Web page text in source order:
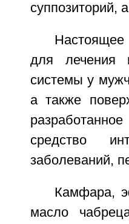
суппозиторий,
для лечения
системы у
а также
средство
заболеваний,
Камфара,
масло